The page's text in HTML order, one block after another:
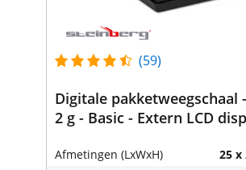
(59)
Digitale pakketweegschaal
2 g - Basic - Extern LCD
Afmetingen (LxWxH) 25 x